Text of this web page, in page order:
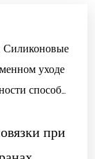
Силиконовые
уходе
способ...
при